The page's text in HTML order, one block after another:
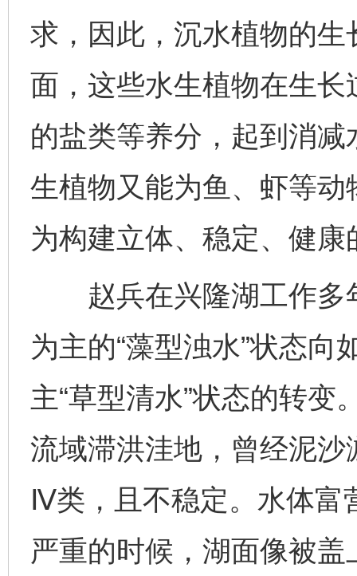
求，因此，沉水植物的
面，这些水生植物在生
的盐类等养分，起到消
生植物又能为鱼、虾等
为构建立体、稳定、健
赵兵在兴隆湖工作多
为主的“藻型浊水”状态
主“草型清水”状态的转
流域滞洪洼地，曾经泥
Ⅳ类，且不稳定。水体富
严重的时候，湖面像被